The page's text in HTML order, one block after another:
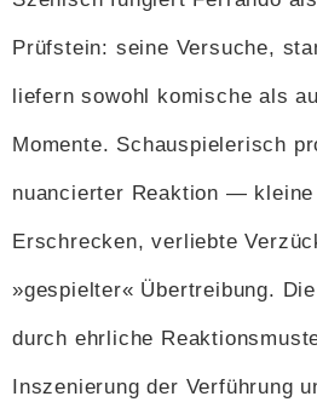
Prüfstein: seine Versuche,
liefern sowohl komische als
Momente. Schauspielerisch
nuancierter Reaktion — kleine
Erschrecken, verliebte
»gespielter« Übertreibung.
durch ehrliche
Inszenierung der Verführung